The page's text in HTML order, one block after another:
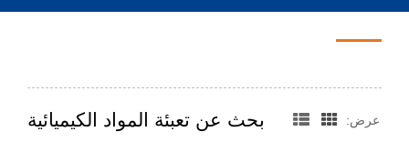
بحث عن تعبئة المواد الكيميائية عرض: